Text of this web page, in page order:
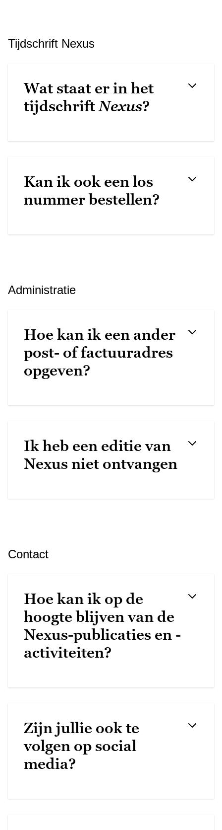
Tijdschrift Nexus
Wat staat er in het
tijdschriftNexus?
Kan ik ook een los
nummer bestellen?
Administratie
Hoe kan ik een ander
post- of factuuradres
opgeven?
Ik heb een editie van
Nexus niet ontvangen
Contact
Hoe kan ik op de
hoogte blijven van de
Nexus-publicaties en -
activiteiten?
Zijn jullie ook te
volgen op social
media?